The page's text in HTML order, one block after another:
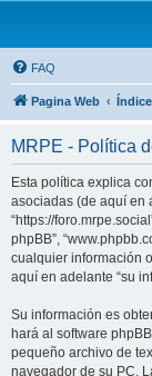
FAQ
Pagina Web
MRPE - Política
Esta política explica
asociadas (de aquí en
“https://
phpBB”,
cualquier información
aquí en adelante “su
Su información es
hará al software
pequeño archivo de
navegador de su PC.